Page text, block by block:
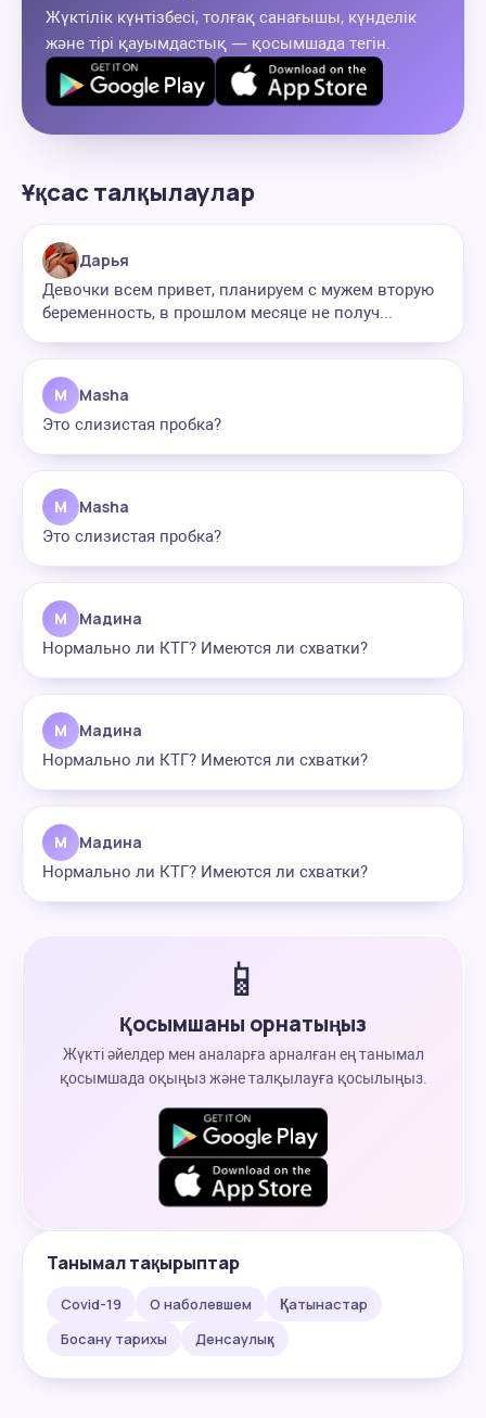
Жүктілік күнтізбесі, толғақ санағышы, күнделік
және тірі қауымдастық — қосымшада тегін.
Ұқсас талқылаулар
Дарья
Девочки всем привет, планируем с мужем вторую
беременность, в прошлом месяце не получ...
M Masha
Это слизистая пробка?
M Masha
Это слизистая пробка?
М Мадина
Нормально ли КТГ? Имеются ли схватки?
М Мадина
Нормально ли КТГ? Имеются ли схватки?
М Мадина
Нормально ли КТГ? Имеются ли схватки?
📱
Қосымшаны орнатыңыз
Жүкті әйелдер мен аналарға арналған ең танымал
қосымшада оқыңыз және талқылауға қосылыңыз.
Танымал тақырыптар
Covid-19 О наболевшем
Қатынастар
Босану тарихы
Денсаулық